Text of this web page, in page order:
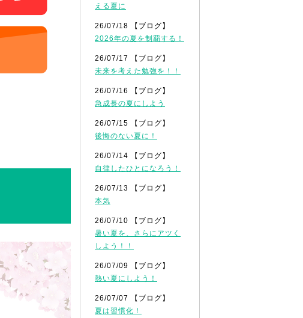
える夏に
26/07/18 【ブログ】
2026年の夏を制覇する！
26/07/17 【ブログ】
未来を考えた勉強を！！
26/07/16 【ブログ】
急成長の夏にしよう
26/07/15 【ブログ】
後悔のない夏に！
26/07/14 【ブログ】
自律したひとになろう！
26/07/13 【ブログ】
本気
26/07/10 【ブログ】
暑い夏を、さらにアツく
しよう！！
26/07/09 【ブログ】
熱い夏にしよう！
26/07/07 【ブログ】
夏は習慣化！